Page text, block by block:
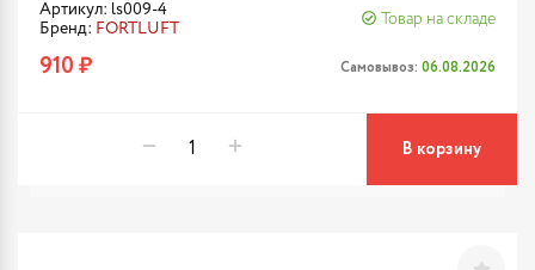
Артикул: ls009-4
Бренд: FORTLUFT
Товар на складе
910 ₽ Самовывоз: 06.08.2026
В корзину